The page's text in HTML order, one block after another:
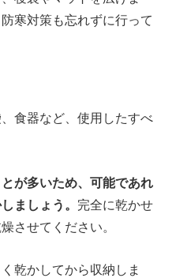
寒対策も忘れずに行って
食器など、使用したすべ
が多いため、可能であれ
ましょう。 完全に乾かせ
させてください。
乾かしてから収納しま